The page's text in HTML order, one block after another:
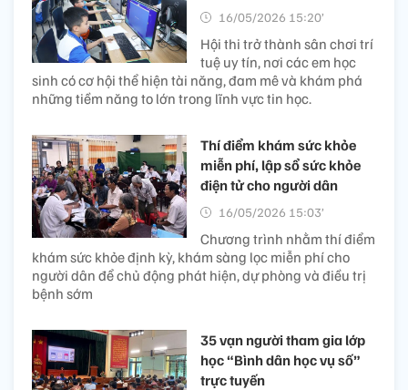
16/05/2026 15:20’
Hội thi trở thành sân chơi trí
tuệ uy tín, nơi các em học
sinh có cơ hội thể hiện tài năng, đam mê và khám phá
những tiềm năng to lớn trong lĩnh vực tin học.
Thí điểm khám sức khỏe
miễn phí, lập sổ sức khỏe
điện tử cho người dân
16/05/2026 15:03’
Chương trình nhằm thí điểm
khám sức khỏe định kỳ, khám sàng lọc miễn phí cho
người dân để chủ động phát hiện, dự phòng và điều trị
bệnh sớm
35 vạn người tham gia lớp
học “Bình dân học vụ số”
trực tuyến